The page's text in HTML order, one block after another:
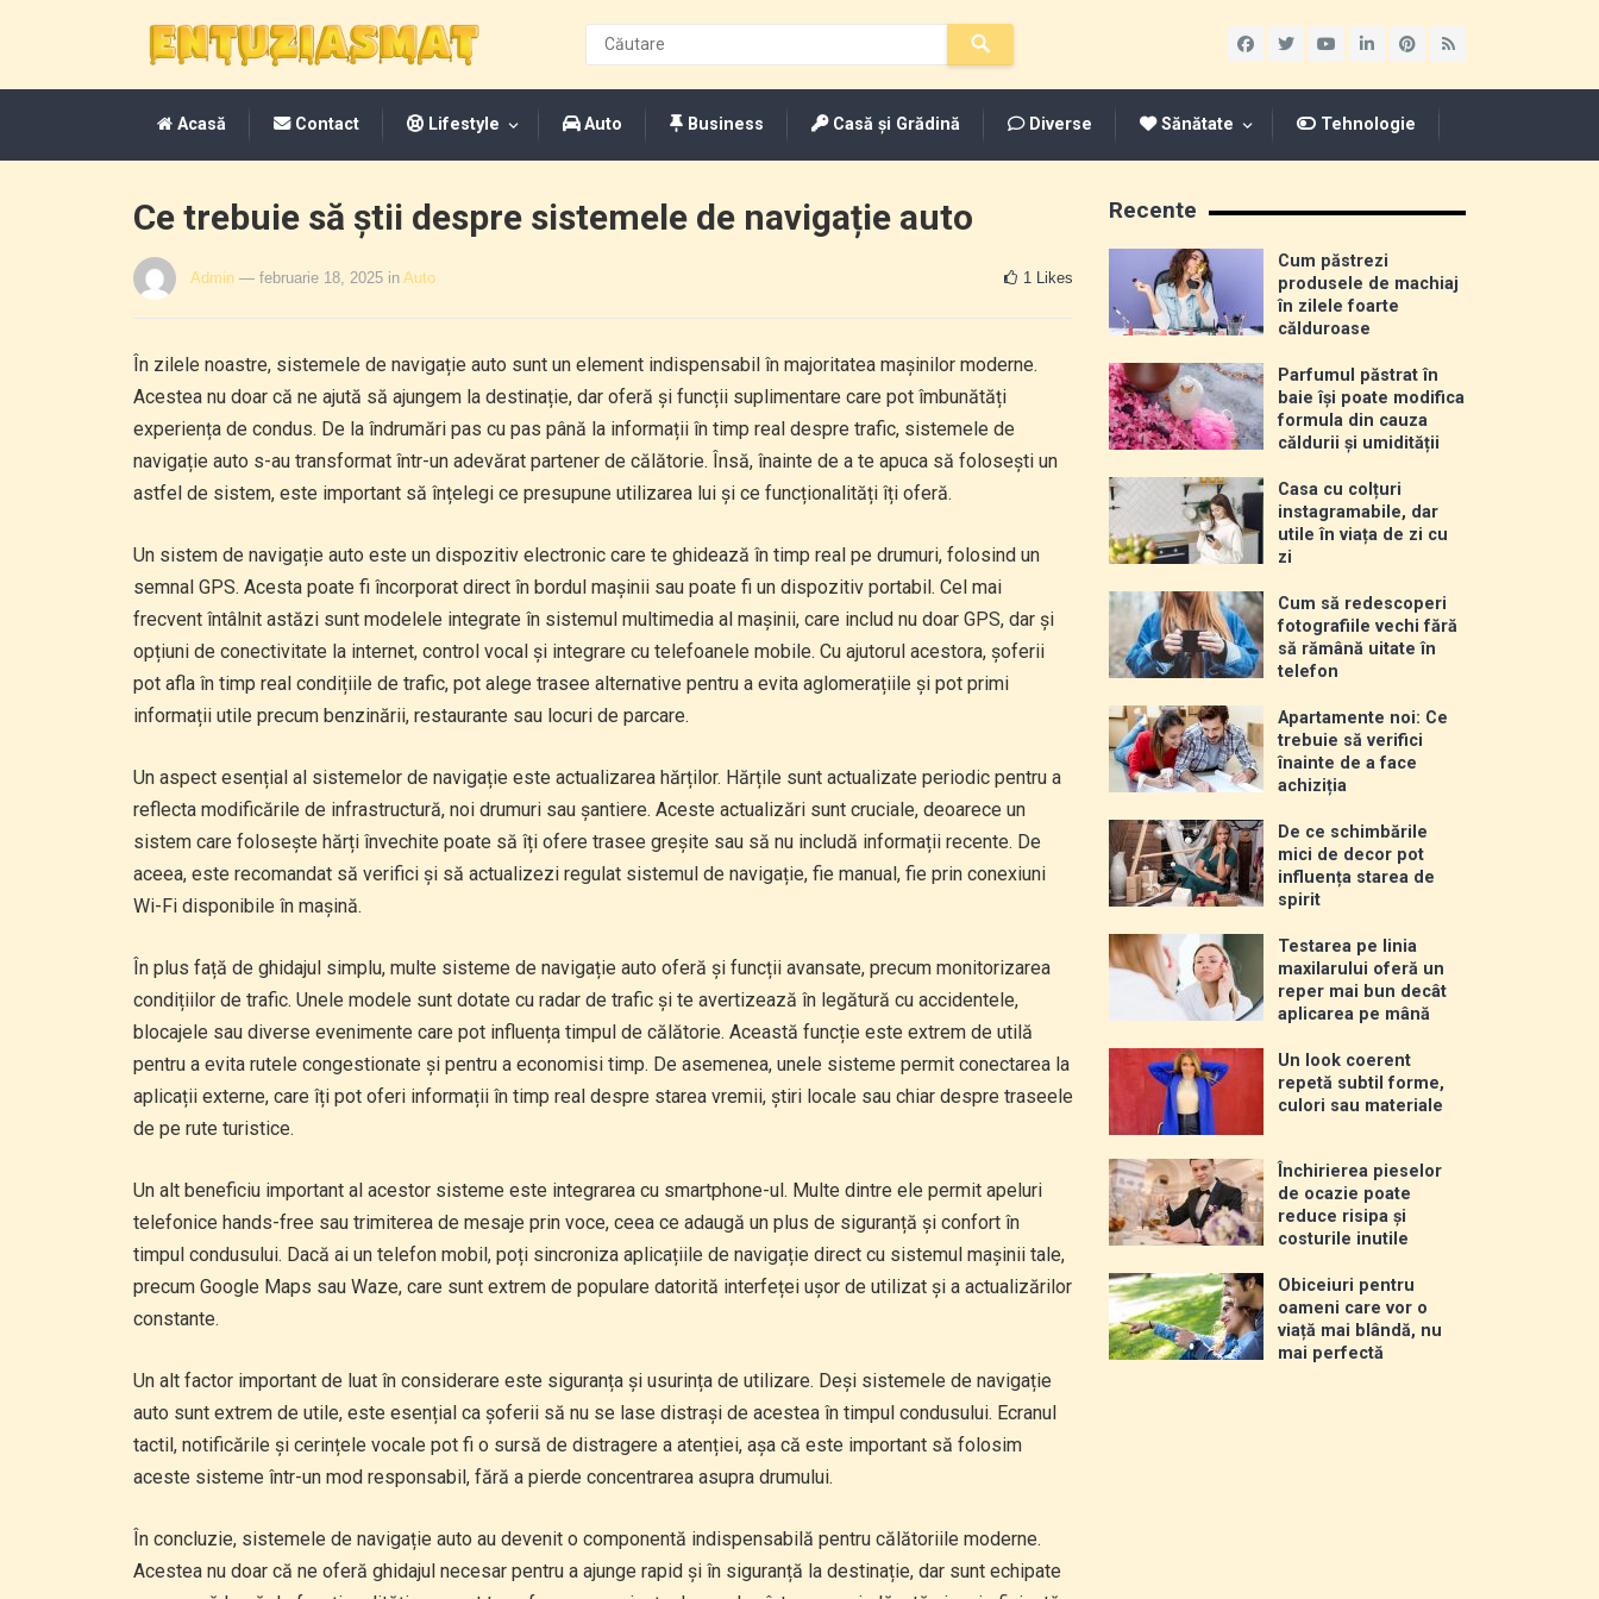
Acasă Contact Lifestyle Auto Business Casă și Grădină Diverse Sănătate Tehnologie
Ce trebuie să știi despre sistemele de navigație auto
Admin — februarie 18, 2025 in Auto 1 Likes
În zilele noastre, sistemele de navigație auto sunt un element indispensabil în majoritatea mașinilor moderne.
Acestea nu doar că ne ajută să ajungem la destinație, dar oferă și funcții suplimentare care pot îmbunătăți
experiența de condus. De la îndrumări pas cu pas până la informații în timp real despre trafic, sistemele de
navigație auto s-au transformat într-un adevărat partener de călătorie. Însă, înainte de a te apuca să folosești un
astfel de sistem, este important să înțelegi ce presupune utilizarea lui și ce funcționalități îți oferă.
Un sistem de navigație auto este un dispozitiv electronic care te ghidează în timp real pe drumuri, folosind un
semnal GPS. Acesta poate fi încorporat direct în bordul mașinii sau poate fi un dispozitiv portabil. Cel mai
frecvent întâlnit astăzi sunt modelele integrate în sistemul multimedia al mașinii, care includ nu doar GPS, dar și
opțiuni de conectivitate la internet, control vocal și integrare cu telefoanele mobile. Cu ajutorul acestora, șoferii
pot afla în timp real condițiile de trafic, pot alege trasee alternative pentru a evita aglomerațiile și pot primi
informații utile precum benzinării, restaurante sau locuri de parcare.
Un aspect esențial al sistemelor de navigație este actualizarea hărților. Hărțile sunt actualizate periodic pentru a
reflecta modificările de infrastructură, noi drumuri sau șantiere. Aceste actualizări sunt cruciale, deoarece un
sistem care folosește hărți învechite poate să îți ofere trasee greșite sau să nu includă informații recente. De
aceea, este recomandat să verifici și să actualizezi regulat sistemul de navigație, fie manual, fie prin conexiuni
Wi-Fi disponibile în mașină.
În plus față de ghidajul simplu, multe sisteme de navigație auto oferă și funcții avansate, precum monitorizarea
condițiilor de trafic. Unele modele sunt dotate cu radar de trafic și te avertizează în legătură cu accidentele,
blocajele sau diverse evenimente care pot influența timpul de călătorie. Această funcție este extrem de utilă
pentru a evita rutele congestionate și pentru a economisi timp. De asemenea, unele sisteme permit conectarea la
aplicații externe, care îți pot oferi informații în timp real despre starea vremii, știri locale sau chiar despre traseele
de pe rute turistice.
Un alt beneficiu important al acestor sisteme este integrarea cu smartphone-ul. Multe dintre ele permit apeluri
telefonice hands-free sau trimiterea de mesaje prin voce, ceea ce adaugă un plus de siguranță și confort în
timpul condusului. Dacă ai un telefon mobil, poți sincroniza aplicațiile de navigație direct cu sistemul mașinii tale,
precum Google Maps sau Waze, care sunt extrem de populare datorită interfeței ușor de utilizat și a actualizărilor
constante.
Un alt factor important de luat în considerare este siguranța și usurința de utilizare. Deși sistemele de navigație
auto sunt extrem de utile, este esențial ca șoferii să nu se lase distrași de acestea în timpul condusului. Ecranul
tactil, notificările și cerințele vocale pot fi o sursă de distragere a atenției, așa că este important să folosim
aceste sisteme într-un mod responsabil, fără a pierde concentrarea asupra drumului.
În concluzie, sistemele de navigație auto au devenit o componentă indispensabilă pentru călătoriile moderne.
Acestea nu doar că ne oferă ghidajul necesar pentru a ajunge rapid și în siguranță la destinație, dar sunt echipate
Recente
Cum păstrezi
produsele de machiaj
în zilele foarte
călduroase
Parfumul păstrat în
baie își poate modifica
formula din cauza
căldurii și umidității
Casa cu colțuri
instagramabile, dar
utile în viața de zi cu
zi
Cum să redescoperi
fotografiile vechi fără
să rămână uitate în
telefon
Apartamente noi: Ce
trebuie să verifici
înainte de a face
achiziția
De ce schimbările
mici de decor pot
influența starea de
spirit
Testarea pe linia
maxilarului oferă un
reper mai bun decât
aplicarea pe mână
Un look coerent
repetă subtil forme,
culori sau materiale
Închirierea pieselor
de ocazie poate
reduce risipa și
costurile inutile
Obiceiuri pentru
oameni care vor o
viață mai blândă, nu
mai perfectă